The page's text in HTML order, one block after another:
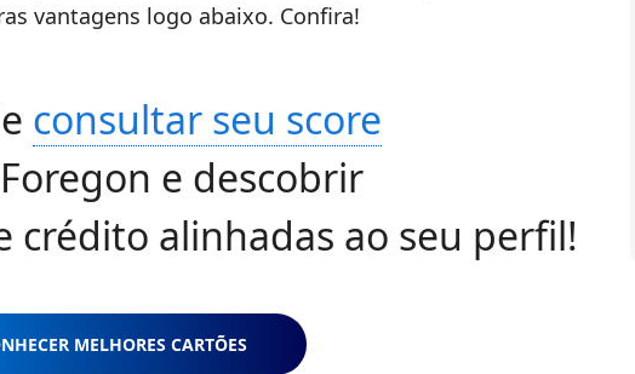
vantagens logo abaixo. Confira!
consultar seu score
e descobrir
crédito alinhadas ao seu perfil!
MELHORES CARTÕES